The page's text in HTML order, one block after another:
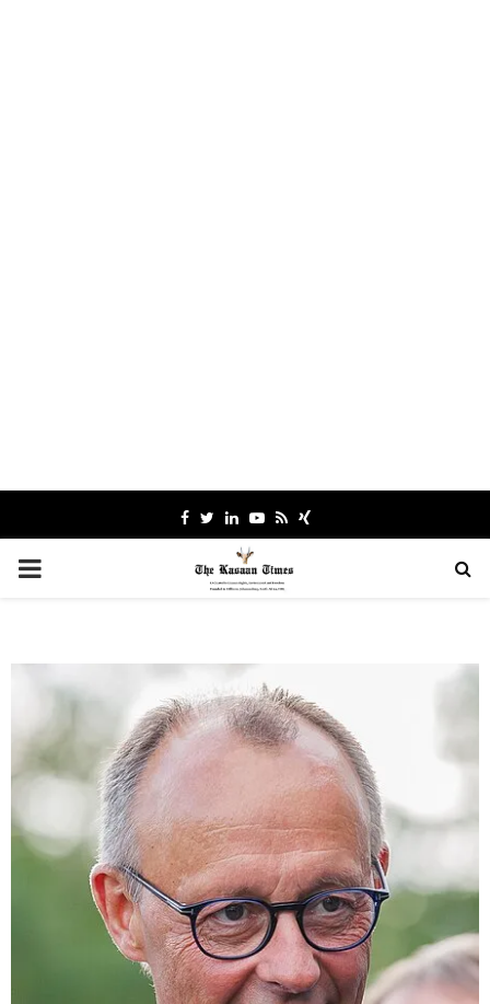
Facebook
TwitterLinkedinYoutube
RssXing
PRIMARY